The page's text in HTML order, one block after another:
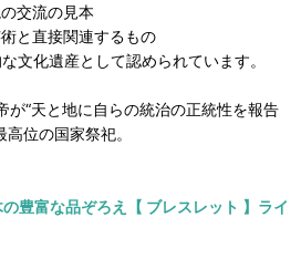
交流の見本
と直接関連するもの
文化遺産として認められています。
が“天と地に自らの統治の正統性を報告
位の国家祭祀。
豊富な品ぞろえ【 ブレスレット 】ライ